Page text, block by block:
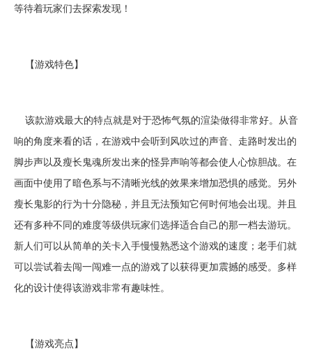
等待着玩家们去探索发现！
【游戏特色】
该款游戏最大的特点就是对于恐怖气氛的渲染做得非常好。从音
响的角度来看的话，在游戏中会听到风吹过的声音、走路时发出的
脚步声以及瘦长鬼魂所发出来的怪异声响等都会使人心惊胆战。在
画面中使用了暗色系与不清晰光线的效果来增加恐惧的感觉。另外
瘦长鬼影的行为十分隐秘，并且无法预知它何时何地会出现。并且
还有多种不同的难度等级供玩家们选择适合自己的那一档去游玩。
新人们可以从简单的关卡入手慢慢熟悉这个游戏的速度；老手们就
可以尝试着去闯一闯难一点的游戏了以获得更加震撼的感受。多样
化的设计使得该游戏非常有趣味性。
【游戏亮点】